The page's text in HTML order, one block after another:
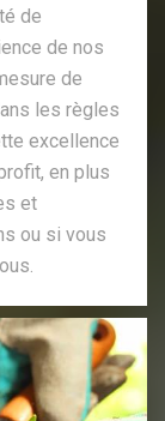
de
de nos
de
les règles
excellence
en plus
et
ou si vous